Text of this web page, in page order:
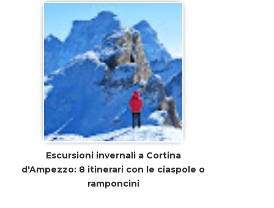
Escursioni invernali a Cortina
d'Ampezzo: 8 itinerari con le ciaspole o
ramponcini